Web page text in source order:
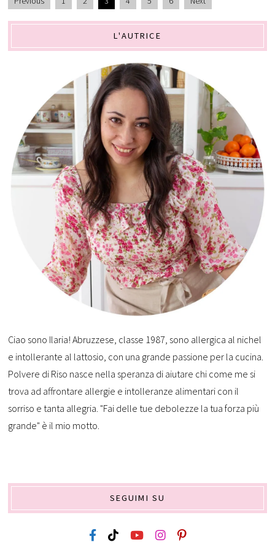
L'AUTRICE
Ciao sono Ilaria! Abruzzese, classe 1987, sono allergica al nichel
e intollerante al lattosio, con una grande passione per la cucina.
Polvere di Riso nasce nella speranza di aiutare chi come me si
trova ad affrontare allergie e intolleranze alimentari con il
sorriso e tanta allegria. "Fai delle tue debolezze la tua forza più
grande" è il mio motto.
SEGUIMI SU